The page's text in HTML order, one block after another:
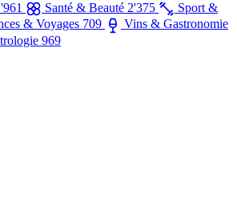
Santé & Beauté 2'375
Sport &
& Voyages 709
Vins & Gastronomie
969